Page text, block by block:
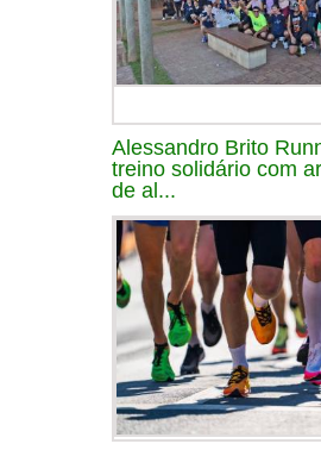
Alessandro Brito
treino solidário com
de al...